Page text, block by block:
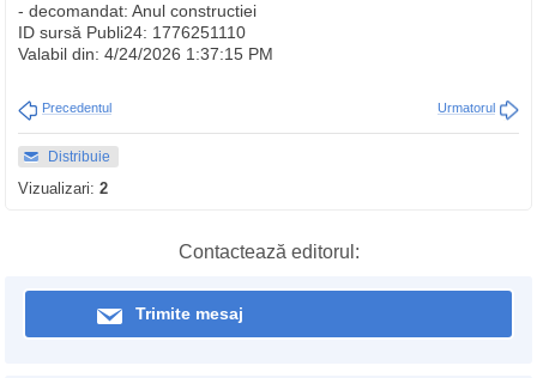
- decomandat: Anul constructiei
ID sursă Publi24: 1776251110
Valabil din: 4/24/2026 1:37:15 PM
Precedentul Urmatorul
Distribuie
Vizualizari: 2
Contactează editorul:
Trimite mesaj